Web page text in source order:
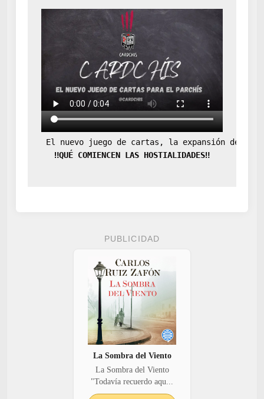
El nuevo juego de cartas, la expansión
‼️QUÉ COMIENCEN LAS HOSTIALIDADES‼️
PUBLICIDAD
La Sombra del Viento
La Sombra del Viento
"Todavía recuerdo aqu...